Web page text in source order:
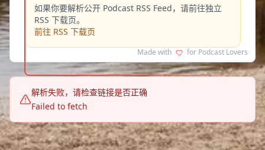
如果你要解析公开 Podcast RSS Feed，请前往独立
RSS 下载页。
前往 RSS 下载页
Made with for Podcast Lovers
解析失败，请检查链接是否正确
Failed to fetch